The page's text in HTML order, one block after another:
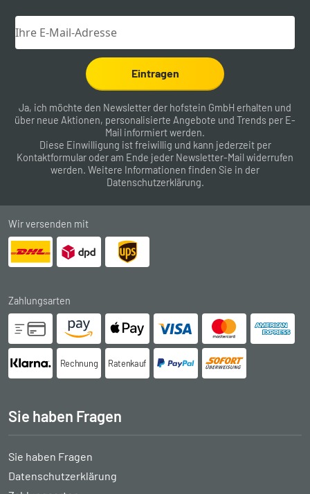
Eintragen
Ja, ich möchte den Newsletter der hofstein GmbH erhalten und
über neue Aktionen, personalisierte Angebote und Trends per E-
Mail informiert werden.
Diese Einwilligung ist freiwillig und kann jederzeit per
Kontaktformular oder am Ende jeder Newsletter-Mail widerrufen
werden. Weitere Informationen finden Sie in der
Datenschutzerklärung.
Wir versenden mit
Zahlungsarten
Rechnung Ratenkauf
Sie haben Fragen
Sie haben Fragen
Datenschutzerklärung